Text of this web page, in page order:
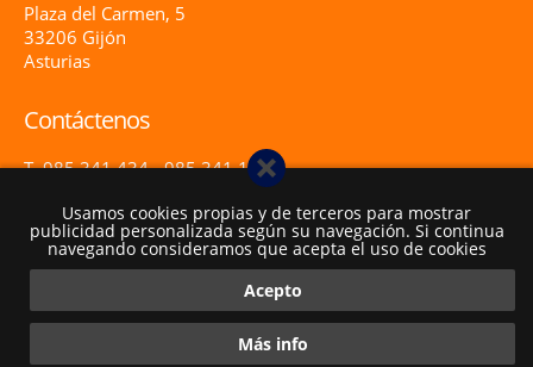
Usamos cookies propias y de terceros para mostrar
publicidad personalizada según su navegación. Si continua
navegando consideramos que acepta el uso de cookies
Acepto
Más info
Plaza del Carmen, 5
33206 Gijón
Asturias
Contáctenos
T. 985 341 434 - 985 341 117
info@inmobiliariasabugo.com
www.inmobiliariasabugo.com
Inicio Aviso Legal Política de Cookies
Contacto